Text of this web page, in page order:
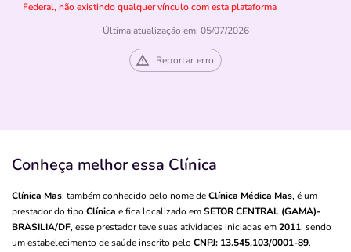
Federal, não existindo qualquer vínculo com esta plataforma
Última atualização em: 05/07/2026
Reportar erro
Conheça melhor essa Clínica
Clínica Mas, também conhecido pelo nome deClínica Médica Mas, é um
prestador do tipo Clínica e fica localizado emSETOR CENTRAL (GAMA)-
BRASILIA/DF, esse prestador teve suas atividades iniciadas em2011, sendo
um estabelecimento de saúde inscrito pelo CNPJ: 13.545.103/0001-89.